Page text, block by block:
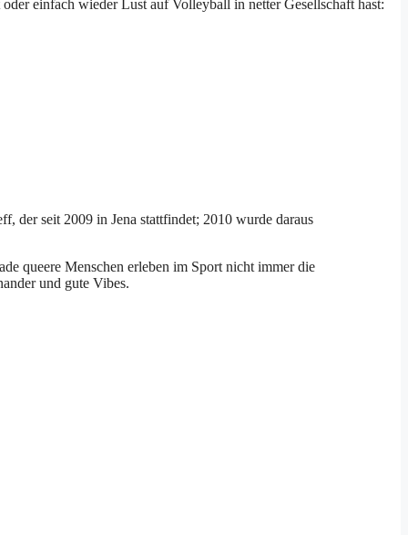
einfach wieder Lust auf Volleyball in netter Gesellschaft hast:
der seit 2009 in Jena stattfindet; 2010 wurde daraus
queere Menschen erleben im Sport nicht immer die
und gute Vibes.